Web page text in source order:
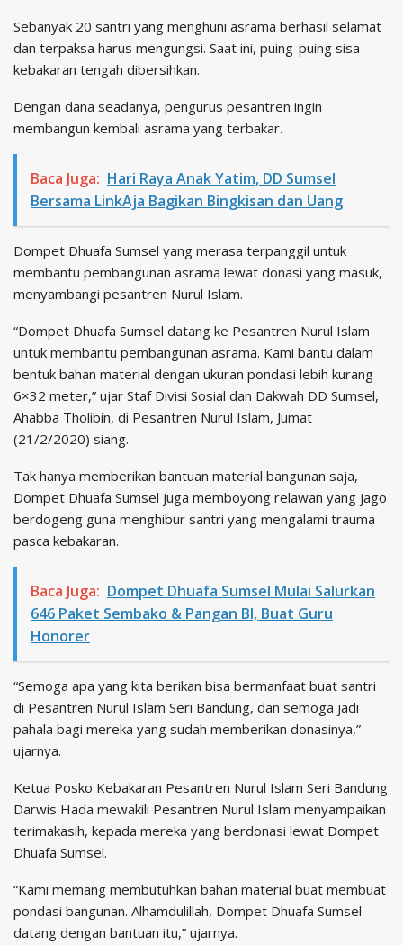
Sebanyak 20 santri yang menghuni asrama berhasil selamat
dan terpaksa harus mengungsi. Saat ini, puing-puing sisa
kebakaran tengah dibersihkan.
Dengan dana seadanya, pengurus pesantren ingin
membangun kembali asrama yang terbakar.
Baca Juga: Hari Raya Anak Yatim, DD Sumsel
Bersama LinkAja Bagikan Bingkisan dan Uang
Dompet Dhuafa Sumsel yang merasa terpanggil untuk
membantu pembangunan asrama lewat donasi yang masuk,
menyambangi pesantren Nurul Islam.
“Dompet Dhuafa Sumsel datang ke Pesantren Nurul Islam
untuk membantu pembangunan asrama. Kami bantu dalam
bentuk bahan material dengan ukuran pondasi lebih kurang
6×32 meter,” ujar Staf Divisi Sosial dan Dakwah DD Sumsel,
Ahabba Tholibin, di Pesantren Nurul Islam, Jumat
(21/2/2020) siang.
Tak hanya memberikan bantuan material bangunan saja,
Dompet Dhuafa Sumsel juga memboyong relawan yang jago
berdogeng guna menghibur santri yang mengalami trauma
pasca kebakaran.
Baca Juga: Dompet Dhuafa Sumsel Mulai Salurkan
646 Paket Sembako & Pangan BI, Buat Guru
Honorer
“Semoga apa yang kita berikan bisa bermanfaat buat santri
di Pesantren Nurul Islam Seri Bandung, dan semoga jadi
pahala bagi mereka yang sudah memberikan donasinya,”
ujarnya.
Ketua Posko Kebakaran Pesantren Nurul Islam Seri Bandung
Darwis Hada mewakili Pesantren Nurul Islam menyampaikan
terimakasih, kepada mereka yang berdonasi lewat Dompet
Dhuafa Sumsel.
“Kami memang membutuhkan bahan material buat membuat
pondasi bangunan. Alhamdulillah, Dompet Dhuafa Sumsel
datang dengan bantuan itu,” ujarnya.